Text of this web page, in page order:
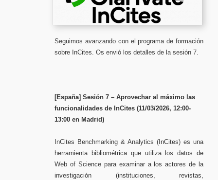
Seguimos avanzando con el programa de formación
sobre InCites. Os envió los detalles de la sesión 7.
[España] Sesión 7 – Aprovechar al máximo las
funcionalidades de InCites (11/03/2026, 12:00-
13:00 en Madrid)
InCites Benchmarking & Analytics (InCites) es una
herramienta bibliométrica que utiliza los datos de
Web of Science para examinar a los actores de la
investigación (instituciones, revistas,